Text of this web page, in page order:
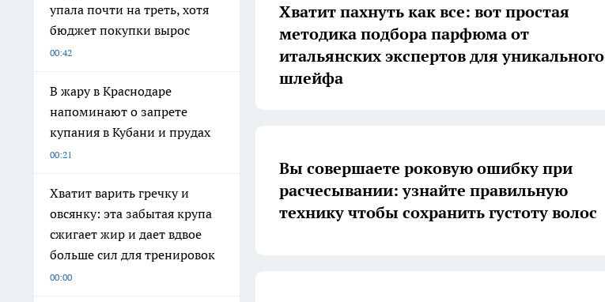
упала почти на треть, хотя
бюджет покупки вырос
00:42
В жару в Краснодаре
напоминают о запрете
купания в Кубани и прудах
00:21
Хватит варить гречку и
овсянку: эта забытая крупа
сжигает жир и дает вдвое
больше сил для тренировок
00:00
Хватит пахнуть как все: вот простая
методика подбора парфюма от
итальянских экспертов для уникального
шлейфа
Вы совершаете роковую ошибку при
расчесывании: узнайте правильную
технику чтобы сохранить густоту волос